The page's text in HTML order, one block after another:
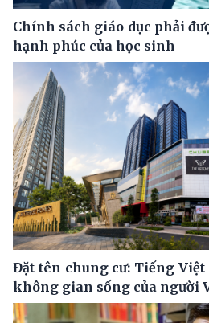
Chính sách giáo dục phải
hạnh phúc của học sinh
Đặt tên chung cư: Tiếng
không gian sống của người